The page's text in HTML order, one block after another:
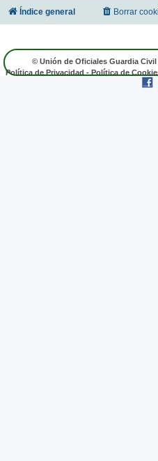
Índice general Borrar
© Unión de Oficiales Guardia Civil
Política de Privacidad - Política de